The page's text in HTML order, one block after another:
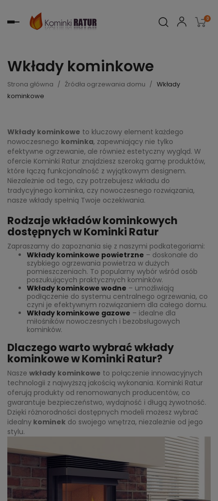
Toggle 0
Wkłady kominkowe
Strona główna Źródła ogrzewania domu
Wkłady
kominkowe
Wkłady kominkowe to kluczowy element każdego
nowoczesnego kominka, zapewniający nie tylko
efektywne ogrzewanie, ale również estetyczny wygląd. W
ofercie Kominki Ratur znajdziesz szeroką gamę produktów,
które łączą funkcjonalność z wyjątkowym designem.
Niezależnie od tego, czy potrzebujesz wkładu do
tradycyjnego kominka, czy nowoczesnego rozwiązania,
nasze wkłady spełnią Twoje oczekiwania.
Rodzaje wkładów kominkowych
dostępnych w Kominki Ratur
Zapraszamy do zapoznania się z naszymi podkategoriami:
Wkłady kominkowe powietrzne – doskonałe do
szybkiego ogrzewania powietrza w dużych
pomieszczeniach. To popularny wybór wśród osób
poszukujących praktycznych kominków.
Wkłady kominkowe wodne – umożliwiają
podłączenie do systemu centralnego ogrzewania, co
czyni je efektywnym rozwiązaniem dla całego domu.
Wkłady kominkowe gazowe – idealne dla
miłośników nowoczesnych i bezobsługowych
kominków.
Dlaczego warto wybrać wkłady
kominkowe w Kominki Ratur?
Nasze wkłady kominkowe to połączenie innowacyjnych
technologii z najwyższą jakością wykonania. Kominki Ratur
oferują produkty od renomowanych producentów, co
gwarantuje bezpieczeństwo, wydajność i długą żywotność.
Dzięki różnorodności dostępnych modeli możesz wybrać
idealny kominek do swojego wnętrza, niezależnie od jego
stylu.